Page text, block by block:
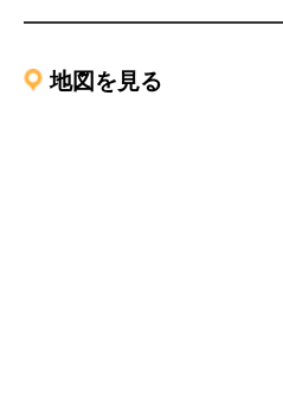
地図を見る